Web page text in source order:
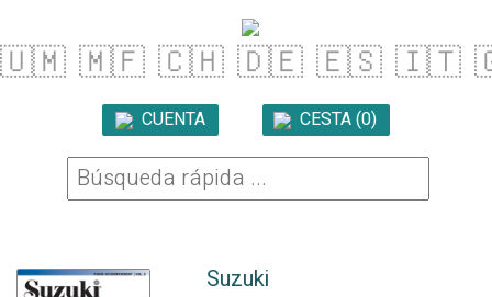
🇺🇲 🇲🇫 🇨🇭 🇩🇪 🇪🇸 🇮🇹
CUENTA
CESTA (0)
Suzuki